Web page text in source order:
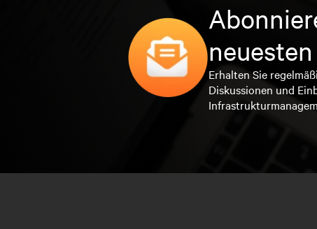
Erhalten Sie
Diskussionen und